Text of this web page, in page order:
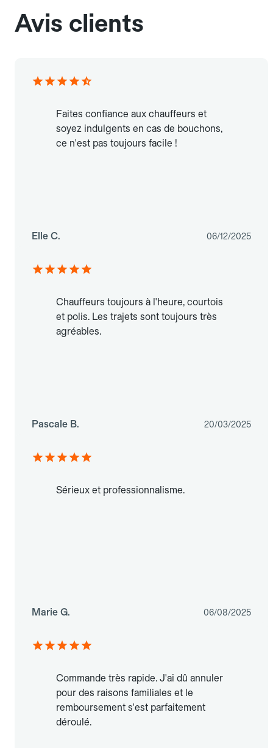
Avis clients
Faites confiance aux chauffeurs et
soyez indulgents en cas de bouchons,
ce n'est pas toujours facile !
Elle C. 06/12/2025
Chauffeurs toujours à l'heure, courtois
et polis. Les trajets sont toujours très
agréables.
Pascale B. 20/03/2025
Sérieux et professionnalisme.
Marie G. 06/08/2025
Commande très rapide. J'ai dû annuler
pour des raisons familiales et le
remboursement s'est parfaitement
déroulé.